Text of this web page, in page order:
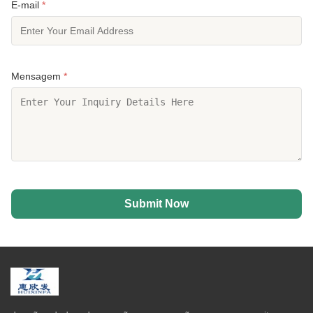
E-mail *
Mensagem *
Submit Now